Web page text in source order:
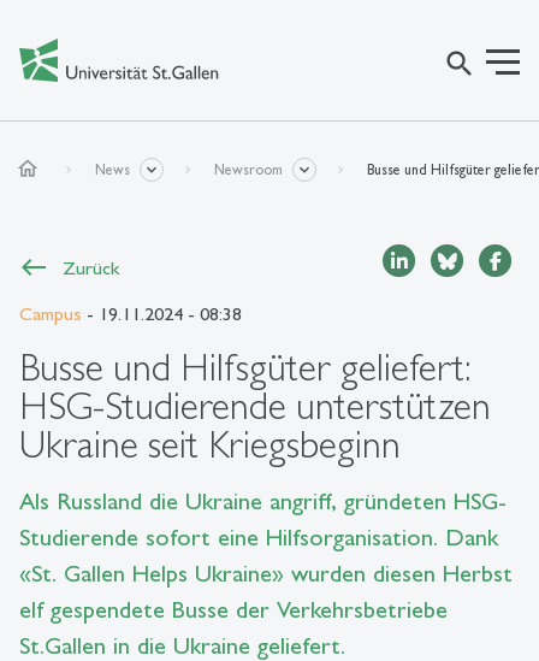
search
home News Newsroom Busse und Hilfsgüter
Zurück
Campus - 19.11.2024 - 08:38
Busse und Hilfsgüter geliefert:
HSG-Studierende unterstützen
Ukraine seit Kriegsbeginn
Als Russland die Ukraine angriff, gründeten HSG-
Studierende sofort eine Hilfsorganisation. Dank
«St. Gallen Helps Ukraine» wurden diesen Herbst
elf gespendete Busse der Verkehrsbetriebe
St.Gallen in die Ukraine geliefert.